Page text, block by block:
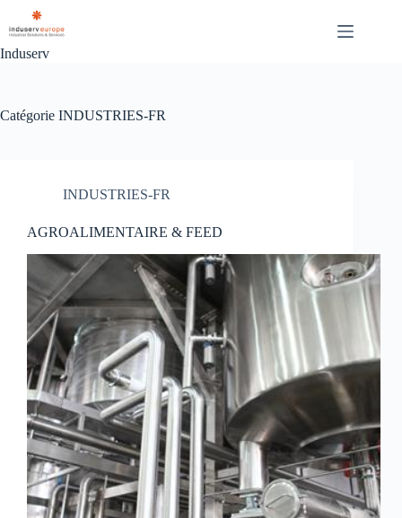
Induserv
Catégorie INDUSTRIES-FR
INDUSTRIES-FR
AGROALIMENTAIRE & FEED